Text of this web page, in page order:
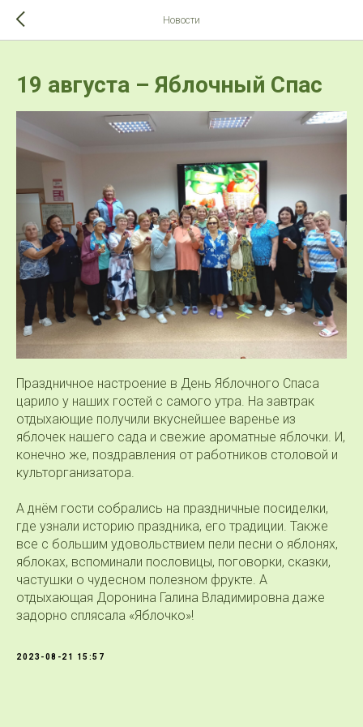
Новости
19 августа – Яблочный Спас
Праздничное настроение в День Яблочного Спаса
царило у наших гостей с самого утра. На завтрак
отдыхающие получили вкуснейшее варенье из
яблочек нашего сада и свежие ароматные яблочки. И,
конечно же, поздравления от работников столовой и
культорганизатора.
А днём гости собрались на праздничные посиделки,
где узнали историю праздника, его традиции. Также
все с большим удовольствием пели песни о яблонях,
яблоках, вспоминали пословицы, поговорки, сказки,
частушки о чудесном полезном фрукте. А
отдыхающая Доронина Галина Владимировна даже
задорно сплясала «Яблочко»!
2023-08-21 15:57